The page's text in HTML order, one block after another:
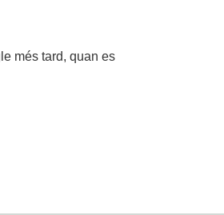
més tard, quan es